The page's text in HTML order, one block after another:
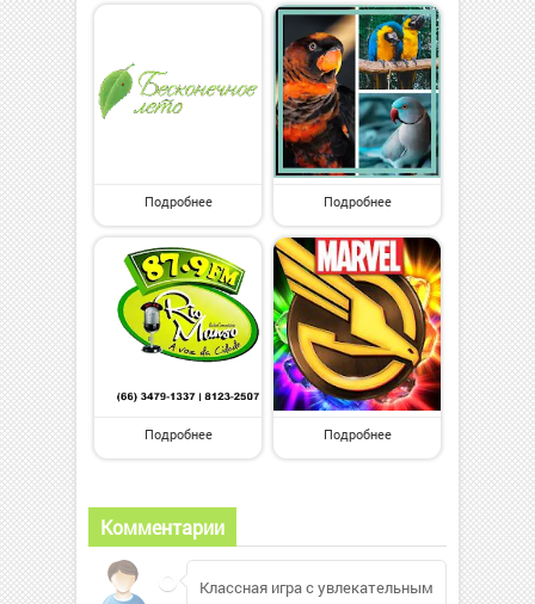
Подробнее Подробнее
Подробнее Подробнее
Комментарии
Классная игра с увлекательным